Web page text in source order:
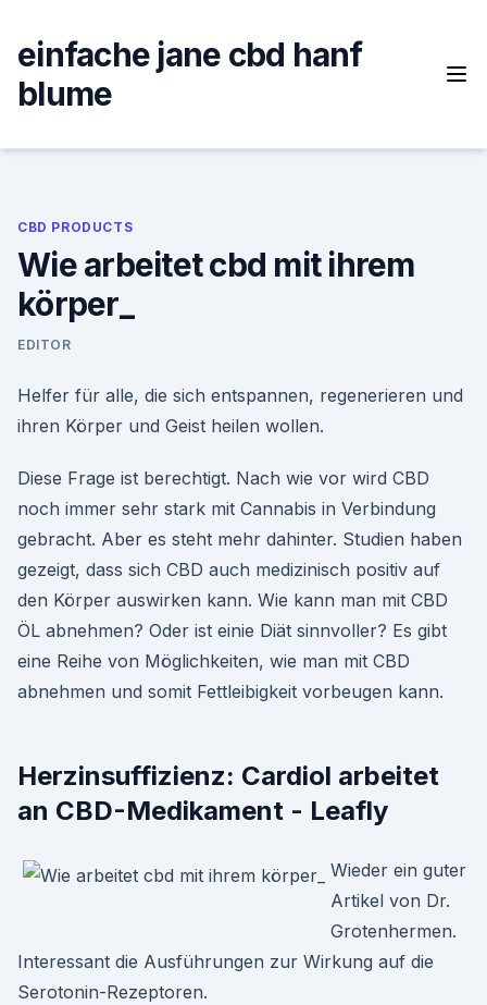
content
einfache jane cbd hanf
blume
CBD PRODUCTS
Wie arbeitet cbd mit ihrem
körper_
EDITOR
Helfer für alle, die sich entspannen, regenerieren und
ihren Körper und Geist heilen wollen.
Diese Frage ist berechtigt. Nach wie vor wird CBD
noch immer sehr stark mit Cannabis in Verbindung
gebracht. Aber es steht mehr dahinter. Studien haben
gezeigt, dass sich CBD auch medizinisch positiv auf
den Körper auswirken kann. Wie kann man mit CBD
ÖL abnehmen? Oder ist einie Diät sinnvoller? Es gibt
eine Reihe von Möglichkeiten, wie man mit CBD
abnehmen und somit Fettleibigkeit vorbeugen kann.
Herzinsuffizienz: Cardiol arbeitet
an CBD-Medikament - Leafly
Wieder ein guter
Artikel von Dr.
Grotenhermen.
Interessant die Ausführungen zur Wirkung auf die
Serotonin-Rezeptoren.